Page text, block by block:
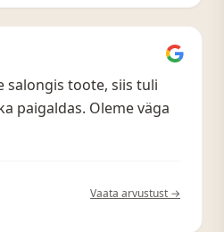
salongis toote, siis tuli
paigaldas. Oleme väga
Vaata arvustust →